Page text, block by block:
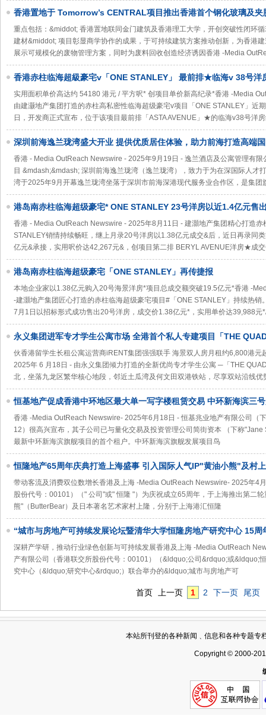
香港置地于 Tomorrow’s CENTRAL项目推出香港首个钢化玻璃及夹
重点包括：&middot; 香港置地联同金门建筑及香港理工大学，开创突破性闭环
建材&middot; 项目彰显商学协作的成果，于可持续建筑方案推动创新，为香港
展示可规模化的废物管理方案，同时为废料回收创造经济诱因香港 -Media
香港赤柱临海超級豪宅v「ONE STANLEY」 最前排★临海v 38号洋
实用面积单价高达约 54180 港元 / 平方呎* 创项目单价新高纪录*香港 -Media
由建灏地产集团打造的赤柱高私密性临海超级豪宅v项目「ONE STANLEY」近
日，开发商正式宣布，位于该项目最前排「ASTA AVENUE」★的临海v38号洋
深圳前海逸兰珑湾盛大开业 提供优质居住体验，助力前海打造高端
香港 - Media OutReach Newswire - 2025年9月19日 - 逸兰酒店及公寓管理有
目 &mdash;&mdash; 深圳前海逸兰珑湾（逸兰珑湾），致力于为在深国际人才
湾于2025年9月开幕逸兰珑湾坐落于深圳市前海深港现代服务业合作区，是集团
港岛南赤柱临海超级豪宅* ONE STANLEY 23号洋房以近1.4亿元售
42,267元＆ 项目总成交金额突破20亿元＆
香港 - Media OutReach Newswire - 2025年8月11日 - 建灝地产集团精心打造
STANLEY销情持续畅旺，继上月录20号洋房以1.38亿元成交&后，近日再录同
亿元&承接，实用呎价达42,267元&，创项目第二排 BERYL AVENUE洋房★成
港岛南赤柱临海超级豪宅「ONE STANLEY」再传捷报
本地企业家以1.38亿元购入20号海景洋房*项目总成交额突破19.5亿元*香港 -
-建灝地产集团匠心打造的赤柱临海超级豪宅项目#「ONE STANLEY」持续热
7月1日以招标形式成功售出20号洋房，成交价1.38亿元*，实用单价达39,988元
永义集团进军专才学生公寓市场 全港首个私人专建项目「THE
伙香港留学生长租公寓运营商iRENT集团强强联手 海景双人房月租约6,800港
2025年 6 月18日 - 由永义集团倾力打造的全新优尚专才学生公寓 ─「THE
北，坐落九龙区繁华核心地段，邻近土瓜湾及何文田双港铁站，尽享双站沿线
恒基地产促成香港中环地区最大单一写字楼租赁交易 中环新海滨三
面积预租超70%
香港 -Media OutReach Newswire- 2025年6月18日 - 恒基兆业地产有限公司（
12）很高兴宣布，其子公司已与量化交易及投资管理公司简街资本 （下称
最新中环新海滨旗舰项目的首个租户。中环新海滨旗舰发展项目鸟
恒隆地产65周年庆典打造上海盛事 引入国际人气IP"黄油小熊"及村
首展
带动客流及消费双位数增长香港及上海 -Media OutReach Newswire- 2025年4
股份代号：00101）（" 公司"或" 恒隆 "）为庆祝成立65周年，于上海推出第二
熊"（ButterBear）及日本著名艺术家村上隆，分别于上海港汇恒隆
“城市与房地产可持续发展论坛暨清华大学恒隆房地产研究中心 15周
深耕产学研，推动行业绿色创新与可持续发展香港及上海 -Media OutReach
产有限公司（香港联交所股份代号：00101）（&ldquo;公司&rdquo;或&ldquo;
究中心（&ldquo;研究中心&rdquo;）联合举办的&ldquo;城市与房地产可
首页 上一页 1 2 下一页 尾页
本站所刊登的各种新闻﹑信息和各种专题专
Copyright © 2000-